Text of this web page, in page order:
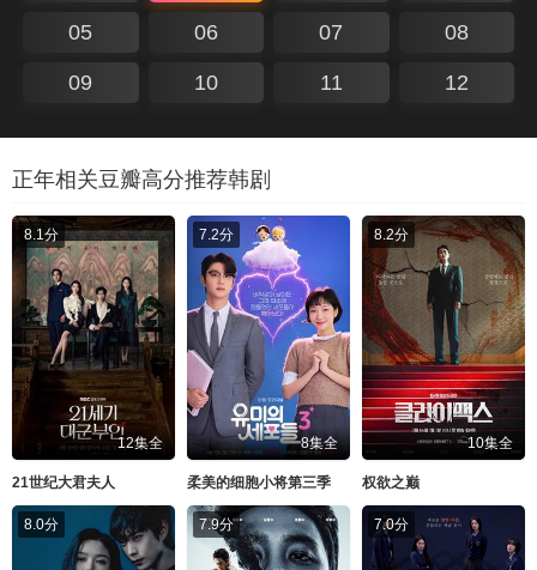
05 06 07 08
09 10 11 12
正年相关豆瓣高分推荐韩剧
8.1分
12集全
21世纪大君夫人
7.2分
8集全
柔美的细胞小将第三季
8.2分
10集全
权欲之巅
8.0分 7.9分 7.0分